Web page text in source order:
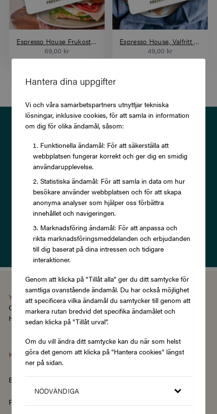
Hantera dina uppgifter
Vi och våra samarbetspartners utnyttjar tekniska
lösningar, inklusive cookies, för att samla in information
om dig för olika ändamål, såsom:
Funktionella ändamål: För att säkerställa att
webbplatsen fungerar korrekt och ger dig en smidig
användarupplevelse.
Statistiska ändamål: För att samla in data om hur
besökare använder webbplatsen och för att skapa
anonyma analyser som hjälper oss förbättra
innehållet och navigeringen.
Marknadsföring ändamål: För att anpassa och
rikta marknadsföringsmeddelanden och erbjudanden
till dig baserat på dina intressen och tidigare
interaktioner.
Genom att klicka på "Tillåt alla" ger du ditt samtycke för
samtliga ovanstående ändamål. Du har också möjlighet
att specificera vilka ändamål du samtycker till genom att
markera rutan bredvid det specifika ändamålet och
sedan klicka på "Tillåt urval".
Om du vill ändra ditt samtycke kan du när som helst
göra det genom att klicka på "Hantera cookies" längst
ner på sidan.
NÖDVÄNDIGA
Espresso House Frukostmacka + Bryggkaffe/Te
69,00 kr
Espresso House, Valfritt bakverk
49,00 kr
Prenumerera på vårt nyhetsbrev
och ta del av exklusiva
erbjudanden och rabatter!
Prenumerera
Läs om vårIntegritetspolicy
You're using the Swedish version of Zupergift
Change language/region
Hantera cookies
Köpvillkor |
Kategorier
Barn & Baby Böcker & Magasin
Fordon & Transport